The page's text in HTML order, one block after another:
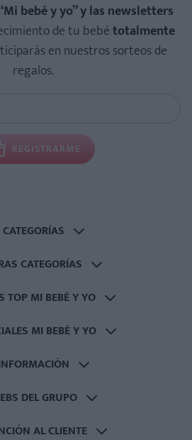
bebé y yo” y las newsletters
de tu bebétotalmente
en nuestros sorteos de
regalos.
REGISTRARME
CATEGORÍAS
CATEGORÍAS
TOP MI BEBÉ Y YO
MI BEBÉ Y YO
DEL GRUPO
AL CLIENTE